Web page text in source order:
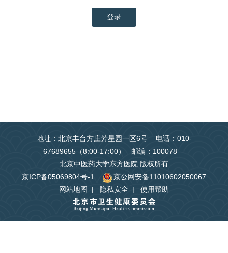
地址：北京丰台方庄芳星园一区6号 电话：010-
67689655（8:00-17:00） 邮编：100078
北京中医药大学东方医院 版权所有
京ICP备05069804号-1
京公网安备11010602050067
网站地图
| 隐私安全 | 使用帮助